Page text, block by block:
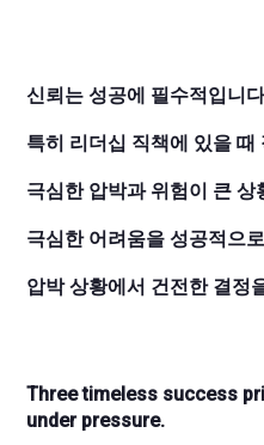
신뢰는 성공에 필수적입니
특히 리더십 직책에 있을
극심한 압박과 위험이 큰
극심한 어려움을 성공적으
압박 상황에서 건전한 결정
Three timeless success
under pressure.